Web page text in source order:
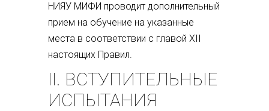
НИЯУ МИФИ проводит дополнительный
прием на обучение на указанные
места в соответствии с главой XII
настоящих Правил.
II. ВСТУПИТЕЛЬНЫЕ
ИСПЫТАНИЯ